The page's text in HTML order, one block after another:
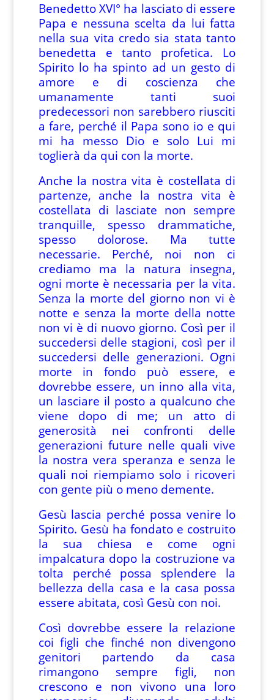
Benedetto XVI° ha lasciato di essere
Papa e nessuna scelta da lui fatta
nella sua vita credo sia stata tanto
benedetta e tanto profetica. Lo
Spirito lo ha spinto ad un gesto di
amore e di coscienza che
umanamente tanti suoi
predecessori non sarebbero riusciti
a fare, perché il Papa sono io e qui
mi ha messo Dio e solo Lui mi
toglierà da qui con la morte.
Anche la nostra vita è costellata di
partenze, anche la nostra vita è
costellata di lasciate non sempre
tranquille, spesso drammatiche,
spesso dolorose. Ma tutte
necessarie. Perché, noi non ci
crediamo ma la natura insegna,
ogni morte è necessaria per la vita.
Senza la morte del giorno non vi è
notte e senza la morte della notte
non vi è di nuovo giorno. Così per il
succedersi delle stagioni, così per il
succedersi delle generazioni. Ogni
morte in fondo può essere, e
dovrebbe essere, un inno alla vita,
un lasciare il posto a qualcuno che
viene dopo di me; un atto di
generosità nei confronti delle
generazioni future nelle quali vive
la nostra vera speranza e senza le
quali noi riempiamo solo i ricoveri
con gente più o meno demente.
Gesù lascia perché possa venire lo
Spirito. Gesù ha fondato e costruito
la sua chiesa e come ogni
impalcatura dopo la costruzione va
tolta perché possa splendere la
bellezza della casa e la casa possa
essere abitata, così Gesù con noi.
Così dovrebbe essere la relazione
coi figli che finché non divengono
genitori partendo da casa
rimangono sempre figli, non
crescono e non vivono una loro